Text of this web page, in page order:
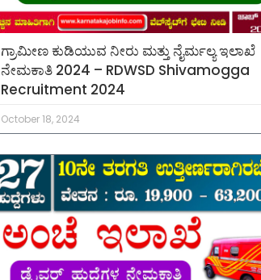
ಗ್ರಾಮೀಣ ಕುಡಿಯುವ ನೀರು ಮತ್ತು ನೈರ್ಮಲ್ಯ ಇಲಾಖೆ
ನೇಮಕಾತಿ 2024 – RDWSD Shivamogga
Recruitment 2024
October 18, 2024